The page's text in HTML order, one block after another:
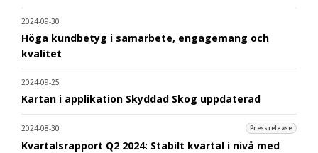
2024-09-30
Höga kundbetyg i samarbete, engagemang och
kvalitet
2024-09-25
Kartan i applikation Skyddad Skog uppdaterad
2024-08-30 Pressrelease
Kvartalsrapport Q2 2024: Stabilt kvartal i nivå med